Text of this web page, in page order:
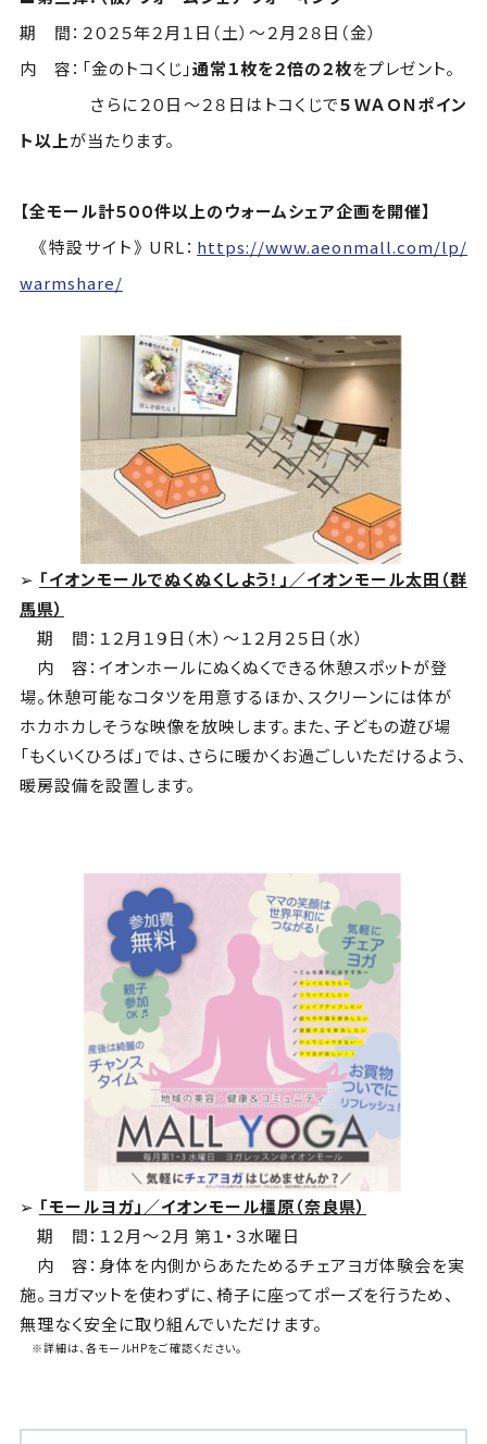
期 間：２０２５年２月１日（土）～２月２８日（金）
内 容：「金のトコくじ」通常１枚を２倍の２枚をプレゼント。
さらに２０日～２８日はトコくじで５ＷＡＯＮポイン
ト以上が当たります。
【全モール計５００件以上のウォームシェア企画を開催】
《特設サイト》 URL： https://www.aeonmall.com/lp/
warmshare/
➢ 「イオンモールでぬくぬくしよう！」／イオンモール太田（群
馬県）
期 間：１２月１９日（木）～１２月２５日（水）
内 容：イオンホールにぬくぬくできる休憩スポットが登
場。休憩可能なコタツを用意するほか、スクリーンには体が
ホカホカしそうな映像を放映します。また、子どもの遊び場
「もくいくひろば」では、さらに暖かくお過ごしいただけるよう、
暖房設備を設置します。
➢ 「モールヨガ」／イオンモール橿原（奈良県）
期 間：１２月～２月 第１・３水曜日
内 容：身体を内側からあたためるチェアヨガ体験会を実
施。ヨガマットを使わずに、椅子に座ってポーズを行うため、
無理なく安全に取り組んでいただけます。
※詳細は、各モールHPをご確認ください。